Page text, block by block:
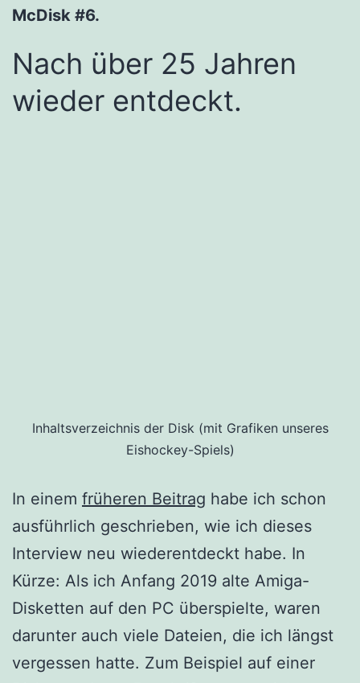
McDisk #6.
Nach über 25 Jahren
wieder entdeckt.
Inhaltsverzeichnis der Disk (mit Grafiken unseres
Eishockey-Spiels)
In einem früheren Beitrag habe ich schon
ausführlich geschrieben, wie ich dieses
Interview neu wiederentdeckt habe. In
Kürze: Als ich Anfang 2019 alte Amiga-
Disketten auf den PC überspielte, waren
darunter auch viele Dateien, die ich längst
vergessen hatte. Zum Beispiel auf einer